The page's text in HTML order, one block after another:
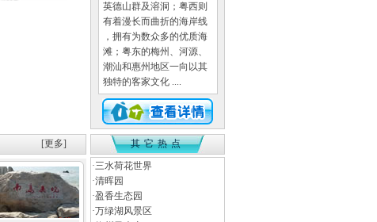
英德山群及溶洞；粤西则
有着漫长而曲折的海岸线
，拥有为数众多的优质海
滩；粤东的梅州、河源、
潮汕和惠州地区一向以其
独特的客家文化 ....
[更多]
其它热点
·三水荷花世界
·清晖园
·盈香生态园
·万绿湖风景区